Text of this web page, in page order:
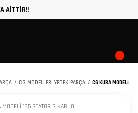
AİTTİR!!
CG MODELLERİ YEDEK PARÇA CG KUBA MODELİ